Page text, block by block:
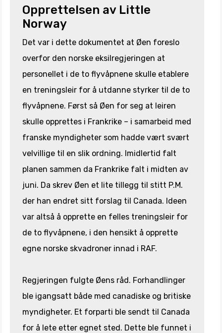
Opprettelsen av Little
Norway
Det var i dette dokumentet at Øen foreslo
overfor den norske eksilregjeringen at
personellet i de to flyvåpnene skulle etablere
en treningsleir for å utdanne styrker til de to
flyvåpnene. Først så Øen for seg at leiren
skulle opprettes i Frankrike – i samarbeid med
franske myndigheter som hadde vært svært
velvillige til en slik ordning. Imidlertid falt
planen sammen da Frankrike falt i midten av
juni. Da skrev Øen et lite tillegg til stitt P.M.
der han endret sitt forslag til Canada. Ideen
var altså å opprette en felles treningsleir for
de to flyvåpnene, i den hensikt å opprette
egne norske skvadroner innad i RAF.
Regjeringen fulgte Øens råd. Forhandlinger
ble igangsatt både med canadiske og britiske
myndigheter. Et forparti ble sendt til Canada
for å lete etter egnet sted. Dette ble funnet i